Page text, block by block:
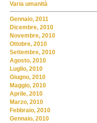
Varia umanità
Gennaio, 2011
Dicembre, 2010
Novembre, 2010
Ottobre, 2010
Settembre, 2010
Agosto, 2010
Luglio, 2010
Giugno, 2010
Maggio, 2010
Aprile, 2010
Marzo, 2010
Febbraio, 2010
Gennaio, 2010